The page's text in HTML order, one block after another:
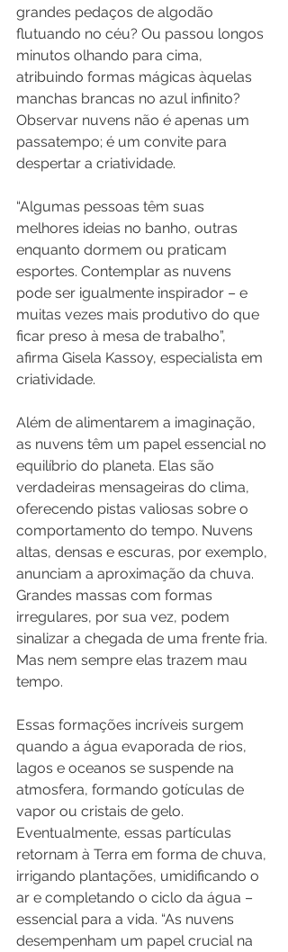
grandes pedaços de algodão
flutuando no céu? Ou passou longos
minutos olhando para cima,
atribuindo formas mágicas àquelas
manchas brancas no azul infinito?
Observar nuvens não é apenas um
passatempo; é um convite para
despertar a criatividade.
“Algumas pessoas têm suas
melhores ideias no banho, outras
enquanto dormem ou praticam
esportes. Contemplar as nuvens
pode ser igualmente inspirador – e
muitas vezes mais produtivo do que
ficar preso à mesa de trabalho”,
afirma Gisela Kassoy, especialista em
criatividade.
Além de alimentarem a imaginação,
as nuvens têm um papel essencial no
equilíbrio do planeta. Elas são
verdadeiras mensageiras do clima,
oferecendo pistas valiosas sobre o
comportamento do tempo. Nuvens
altas, densas e escuras, por exemplo,
anunciam a aproximação da chuva.
Grandes massas com formas
irregulares, por sua vez, podem
sinalizar a chegada de uma frente fria.
Mas nem sempre elas trazem mau
tempo.
Essas formações incríveis surgem
quando a água evaporada de rios,
lagos e oceanos se suspende na
atmosfera, formando gotículas de
vapor ou cristais de gelo.
Eventualmente, essas partículas
retornam à Terra em forma de chuva,
irrigando plantações, umidificando o
ar e completando o ciclo da água –
essencial para a vida. “As nuvens
desempenham um papel crucial na